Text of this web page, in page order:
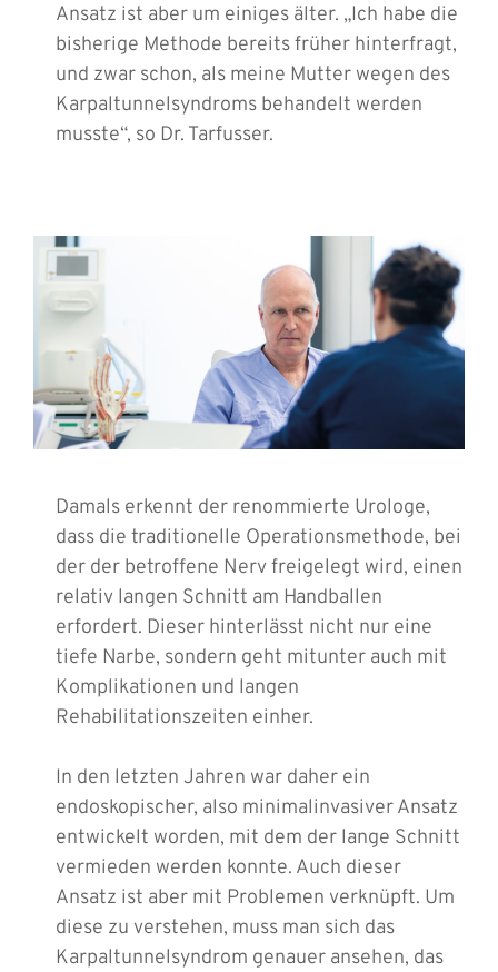
Ansatz ist aber um einiges älter. „Ich habe die
bisherige Methode bereits früher hinterfragt,
und zwar schon, als meine Mutter wegen des
Karpaltunnelsyndroms behandelt werden
musste“, so Dr. Tarfusser.
Damals erkennt der renommierte Urologe,
dass die traditionelle Operationsmethode, bei
der der betroffene Nerv freigelegt wird, einen
relativ langen Schnitt am Handballen
erfordert. Dieser hinterlässt nicht nur eine
tiefe Narbe, sondern geht mitunter auch mit
Komplikationen und langen
Rehabilitationszeiten einher.
In den letzten Jahren war daher ein
endoskopischer, also minimalinvasiver Ansatz
entwickelt worden, mit dem der lange Schnitt
vermieden werden konnte. Auch dieser
Ansatz ist aber mit Problemen verknüpft. Um
diese zu verstehen, muss man sich das
Karpaltunnelsyndrom genauer ansehen, das